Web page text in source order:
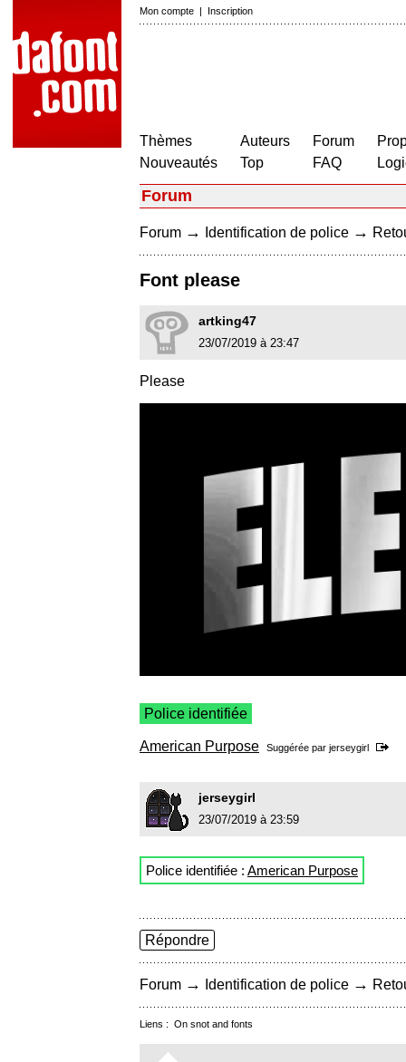
Mon compte | Inscription
Thèmes
Nouveautés
Auteurs
Top
Forum
FAQ
Forum
Forum → Identification de police →
Font please
artking47
23/07/2019 à 23:47
Please
Police identifiée
American Purpose Suggérée par jerseygirl
jerseygirl
23/07/2019 à 23:59
Police identifiée : American Purpose
Répondre
Forum → Identification de police →
Liens : On snot and fonts